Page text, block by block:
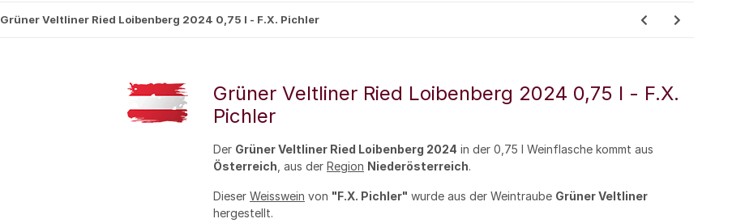
Grüner Veltliner Ried Loibenberg 2024 0,75 l - F.X. Pichler
Grüner Veltliner Ried Loibenberg 2024 0,75 l - F.X.
Pichler
Der Grüner Veltliner Ried Loibenberg 2024 in der 0,75 l Weinflasche kommt aus
Österreich , aus der Region Niederösterreich.
Dieser Weisswein von "F.X. Pichler" wurde aus der Weintraube Grüner Veltliner
hergestellt.